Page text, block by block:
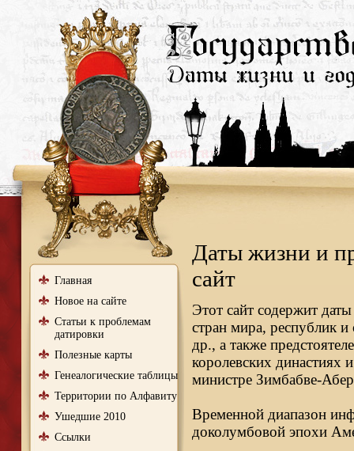
Главная
Новое на сайте
Статьи к проблемам
датировки
Полезные карты
Генеалогические таблицы
Территории по Алфавиту
Ушедшие 2010
Ссылки
Даты жизни и
сайт
Этот сайт содержит
стран мира, республик и
др., а также
королевских династиях
министре Зимбабве-
Временной диапазон
доколумбовой эпохи